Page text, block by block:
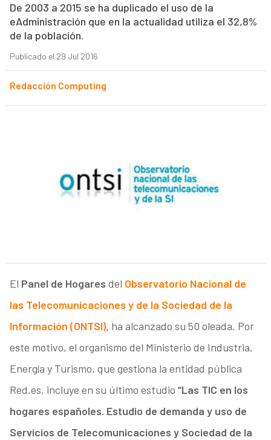
De 2003 a 2015 se ha duplicado el uso de la
eAdministración que en la actualidad utiliza el 32,8%
de la población.
Publicado el 29 Jul 2016
Redacción Computing
El Panel de Hogares del Observatorio Nacional de
las Telecomunicaciones y de la Sociedad de la
Información (ONTSI), ha alcanzado su 50 oleada. Por
este motivo, el organismo del Ministerio de Industria,
Energía y Turismo, que gestiona la entidad pública
Red.es, incluye en su último estudio “Las TIC en los
hogares españoles. Estudio de demanda y uso de
Servicios de Telecomunicaciones y Sociedad de la